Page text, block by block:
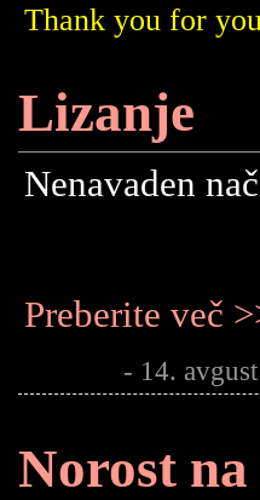
Thank you for
Lizanje
Nenavaden
Preberite več
- 14.
Norost